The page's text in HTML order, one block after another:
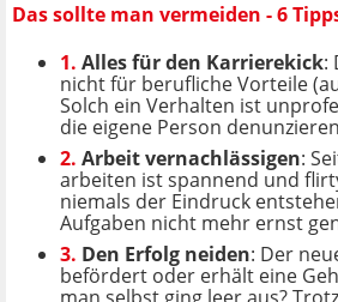
Das sollte man vermeiden - 6
1. Alles für den Karrierekick:
nicht für berufliche Vorteile
Solch ein Verhalten ist
die eigene Person
2. Arbeit vernachlässigen:
arbeiten ist spannend und
niemals der Eindruck
Aufgaben nicht mehr ernst
3. Den Erfolg neiden: Der
befördert oder erhält eine
man selbst ging leer aus?